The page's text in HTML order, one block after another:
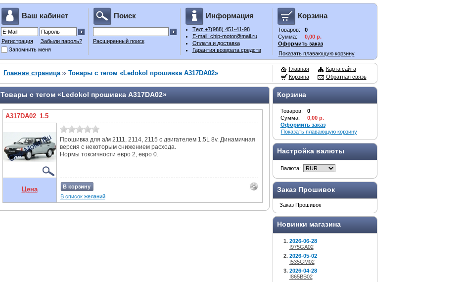
Ваш кабинет
Регистрация
Забыли пароль?
Запомнить меня
Поиск
Расширенный поиск
Информация
Tел: +7(988) 451-41-98
E-mail: chip-motor@mail.ru
Оплата и доставка
Гарантия возврата средств
Корзина
Товаров:
0
Сумма:
0,00 р.
Оформить заказ
Показать плавающую корзину
Главная страница Товары с тегом «Ledokol прошивка A317DA02»
Главная
Корзина
Карта сайта
Обратная связь
Корзина
Товаров:
0
Сумма:
0,00 р.
Оформить заказ
Показать плавающую корзину
Настройка валюты
Валюта:
Заказ Прошивок
Заказ Прошивок
Новинки магазина
2026-06-28
I975GA02
2026-05-02
I535GM02
2026-04-28
I865BB02
Товары с тегом «Ledokol прошивка A317DA02»
A317DA02_1.5
Прошивка для а/м 2111, 2114, 2115 с двигателем 1.5L 8v. Динамичная
версия с некоторым снижением расхода.
Нормы токсичности евро 2, евро 0.
Цена
В корзину
В список желаний